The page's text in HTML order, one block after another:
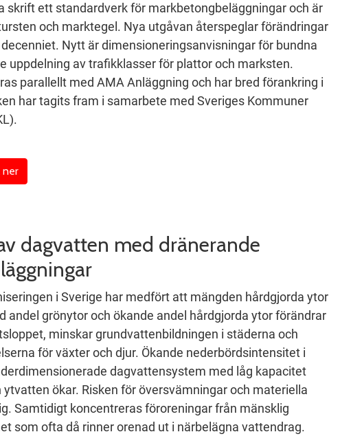
skrift ett standardverk för markbetongbeläggningar och är
och marktegel. Nya utgåvan återspeglar förändringar
Nytt är dimensioneringsanvisningar för bundna
uppdelning av trafikklasser för plattor och marksten.
parallellt med AMA Anläggning och har bred förankring i
har tagits fram i samarbete med Sveriges Kommuner
ner
dagvatten med dränerande
i Sverige har medfört att mängden hårdgjorda ytor
andel grönytor och ökande andel hårdgjorda ytor förändrar
minskar grundvattenbildningen i städerna och
för växter och djur. Ökande nederbördsintensitet i
dagvattensystem med låg kapacitet
ökar. Risken för översvämningar och materiella
Samtidigt koncentreras föroreningar från mänsklig
som ofta då rinner orenad ut i närbelägna vattendrag.